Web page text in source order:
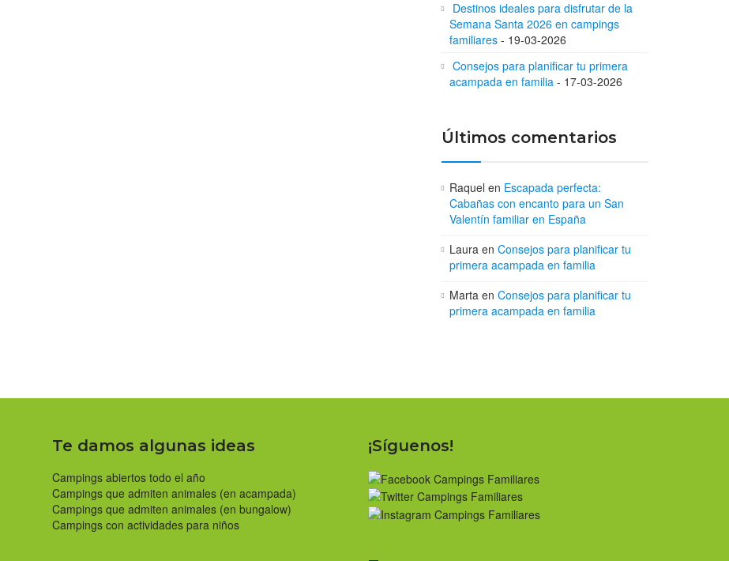
Destinos ideales para disfrutar de la
Semana Santa 2026 en campings
familiares
19-03-2026
Consejos para planificar tu primera
acampada en familia
17-03-2026
Últimos comentarios
Raquel en Escapada perfecta:
Cabañas con encanto para un San
Valentín familiar en España
Laura en Consejos para planificar tu
primera acampada en familia
Marta en Consejos para planificar tu
primera acampada en familia
Te damos algunas ideas
Campings abiertos todo el año
Campings que admiten animales (en acampada)
Campings que admiten animales (en bungalow)
Campings con actividades para niños
¡Síguenos!